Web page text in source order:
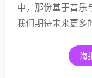
中，那份基于音乐
我们期待未来更多
海